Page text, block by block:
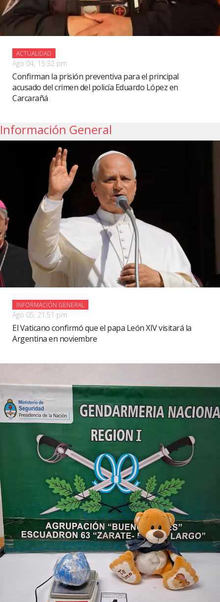
ACTUALIDAD
Ago 04, 15:32 pm
Confirman la prisión preventiva para el principal
acusado del crimen del policía Eduardo López en
Carcarañá
Información General
INFORMACIÓN GENERAL
Ago 05, 21:51 pm
El Vaticano confirmó que el papa León XIV visitará la
Argentina en noviembre